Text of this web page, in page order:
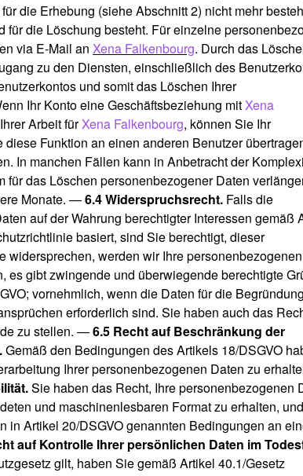
die Erhebung (siehe Abschnitt 2) nicht mehr
für die Löschung besteht. Für einzelne
via E-Mail an Xena Falkenbourg. Durch das
zu den Diensten, einschließlich des
und somit das Löschen Ihrer
Ihr Konto eine Geschäftsbeziehung mit Xena
Arbeit fürXena Falkenbourg, können Sie Ihr
Funktion an einen anderen Benutzer
In manchen Fällen kann in Anbetracht der
für das Löschen personenbezogener Daten
Monate. —6.4 Widerspruchsrecht. Falls die
auf der Wahrung berechtigter Interessen gemäß
basiert, sind Sie berechtigt, dieser
widersprechen, werden wir Ihre personenbezogenen
es gibt zwingende und überwiegende berechtigte
vornehmlich, wenn die Daten für die
erforderlich sind. Sie haben auch das
zu stellen. —6.5 Recht auf Beschränkung der
Gemäß den Bedingungen des Artikels 18/DSGVO
Ihrer personenbezogenen Daten zu
Sie haben das Recht, Ihre personenbezogenen
und maschinenlesbaren Format zu erhalten, und
in Artikel 20/DSGVO genannten Bedingungen an
auf Kontrolle Ihrer persönlichen Daten im
gilt, haben Sie gemäß Artikel 40.1/Gesetz